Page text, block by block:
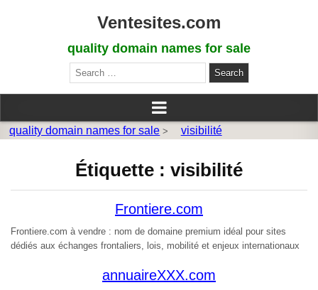
Ventesites.com
quality domain names for sale
Search
for:
quality domain names for sale > visibilité
Étiquette : visibilité
Frontiere.com
Frontiere.com à vendre : nom de domaine premium idéal pour sites
dédiés aux échanges frontaliers, lois, mobilité et enjeux internationaux
annuaireXXX.com